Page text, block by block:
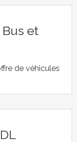
et
de véhicules